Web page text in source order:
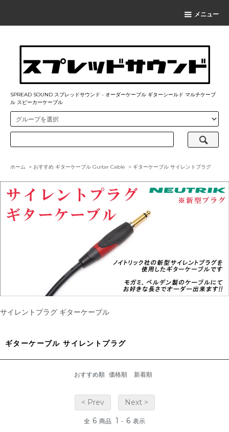
メニュー
SPREAD SOUND スプレッドサウンド - オーダーケーブル ギターシールド マルチケーブ
ル スピーカーケーブル
ホーム > おすすめ ギターケーブル Guitar Cable > ギターケーブル サイレントプラグ
サイレントプラグ ギターケーブル
ギターケーブル サイレントプラグ
おすすめ順 価格順 新着順
< Prev Next >
全 6 商品 1 - 6 表示